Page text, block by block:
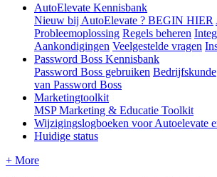
AutoElevate Kennisbank
Nieuw bij AutoElevate ? BEGIN HIER
Probleemoplossing Regels beheren
Aankondigingen Veelgestelde vragen
Password Boss Kennisbank
Password Boss gebruiken Bedrijfskunde
van Password Boss
Marketingtoolkit
MSP Marketing & Educatie Toolkit
Wijzigingslogboeken voor Autoelevate
Huidige status
+ More